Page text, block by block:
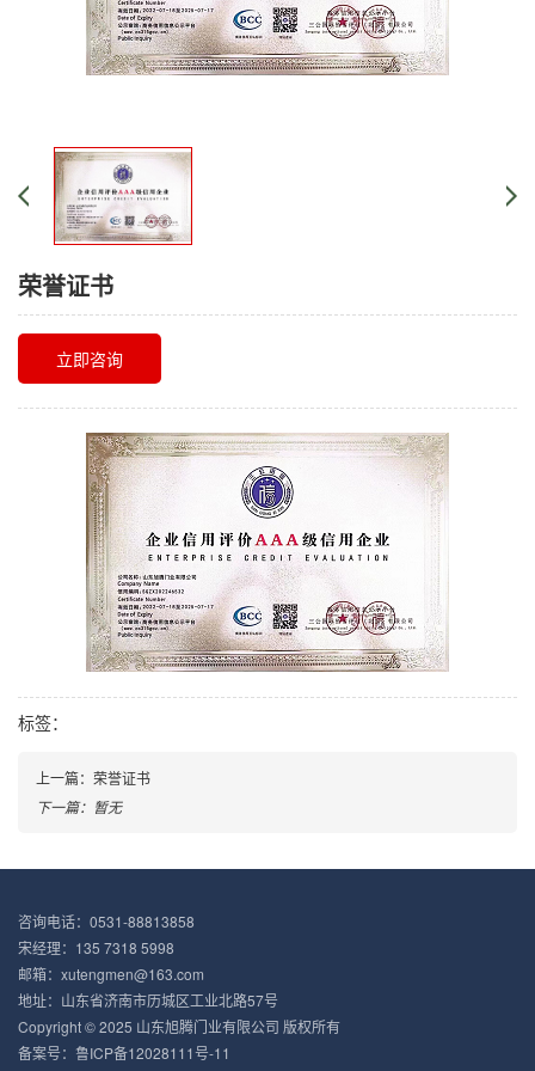
荣誉证书
立即咨询
标签：
上一篇：荣誉证书
下一篇：暂无
咨询电话：0531-88813858
宋经理：135 7318 5998
邮箱：xutengmen@163.com
地址：山东省济南市历城区工业北路57号
Copyright © 2025 山东旭腾门业有限公司 版权所有
备案号： 鲁ICP备12028111号-11